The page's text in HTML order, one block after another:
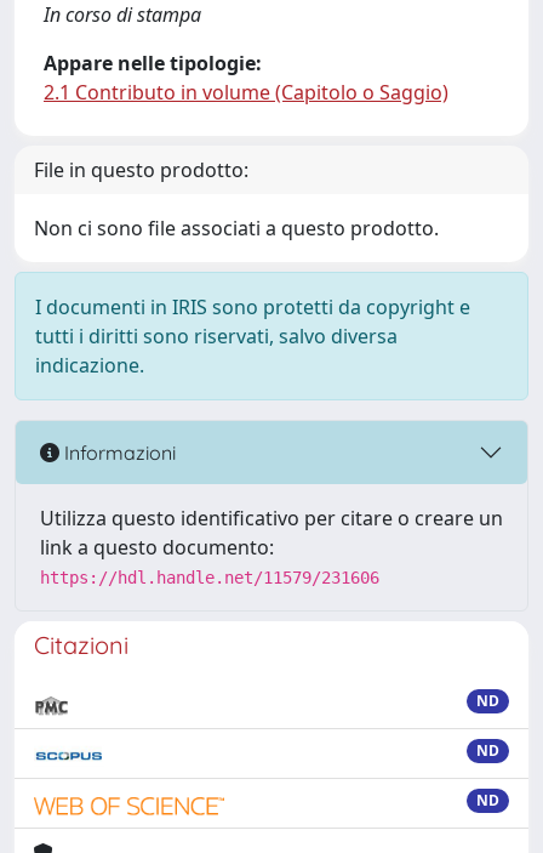
In corso di stampa
Appare nelle tipologie:
2.1 Contributo in volume (Capitolo o Saggio)
File in questo prodotto:
Non ci sono file associati a questo prodotto.
I documenti in IRIS sono protetti da copyright e
tutti i diritti sono riservati, salvo diversa
indicazione.
Informazioni
Utilizza questo identificativo per citare o creare un
link a questo documento:
https://hdl.handle.net/11579/231606
Citazioni
ND
ND
ND